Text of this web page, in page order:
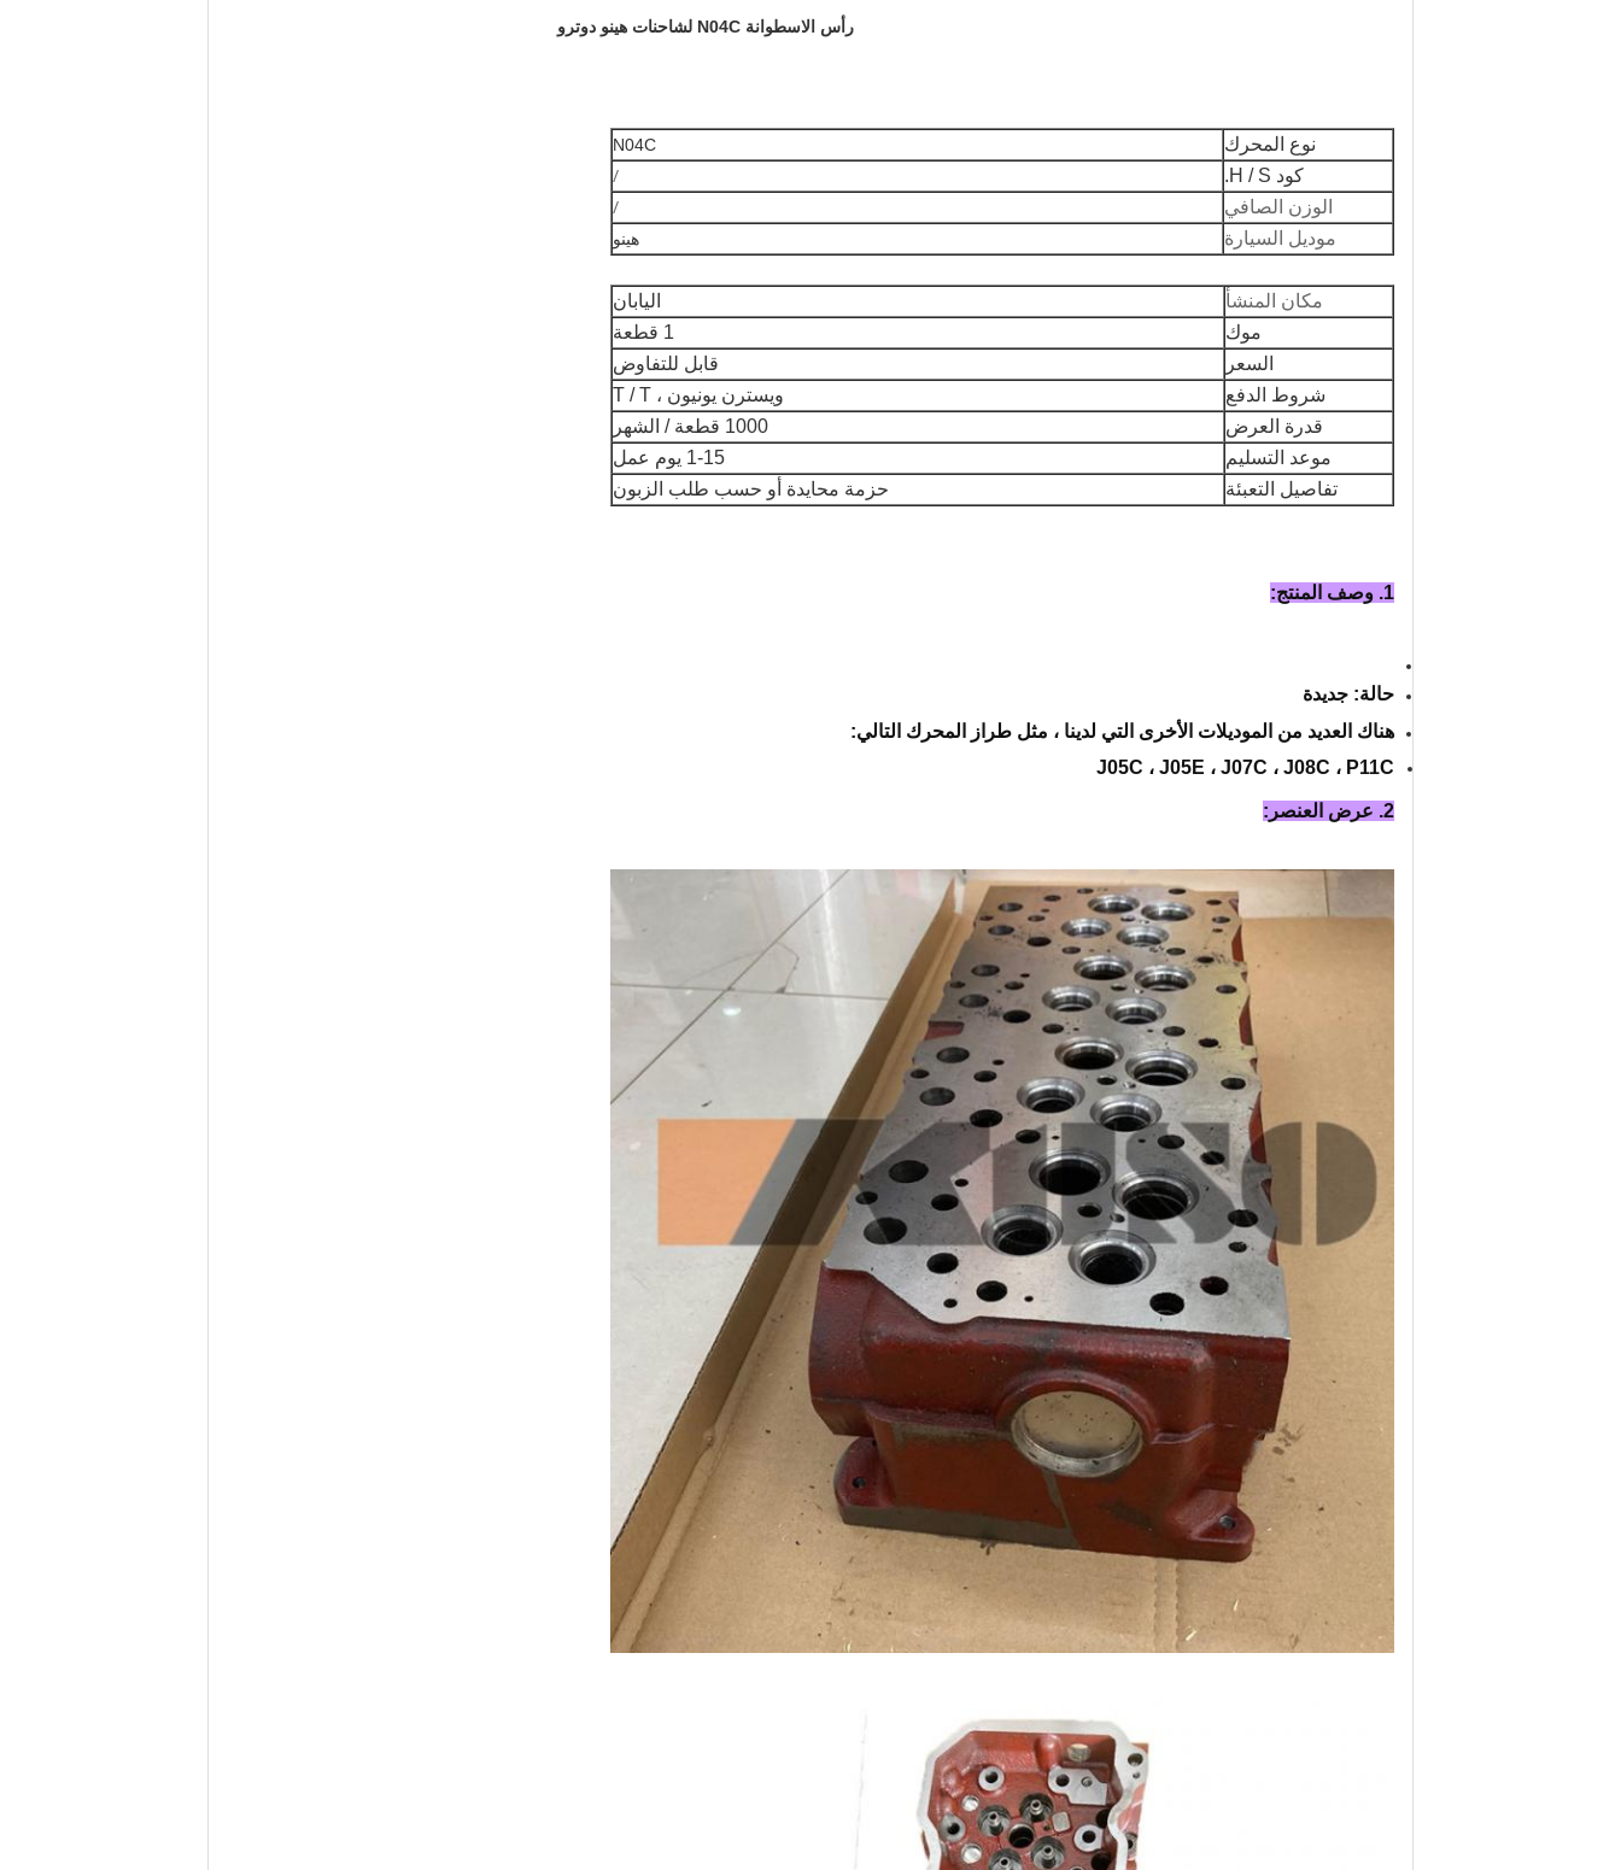
رأس الاسطوانة N04C لشاحنات هينو دوترو
نوع المحرك N04C
كود H / S. /
الوزن الصافي /
موديل السيارة هينو
مكان المنشأ
اليابان
موك
1 قطعة
السعر
قابل للتفاوض
شروط الدفع
ويسترن يونيون ، T / T
قدرة العرض
1000 قطعة / الشهر
موعد التسليم
1-15 يوم عمل
تفاصيل التعبئة
حزمة محايدة أو حسب طلب الزبون
1. وصف المنتج:
حالة: جديدة
هناك العديد من الموديلات الأخرى التي لدينا ، مثل طراز المحرك التالي:
J05C ، J05E ، J07C ، J08C ، P11C
2. عرض العنصر: